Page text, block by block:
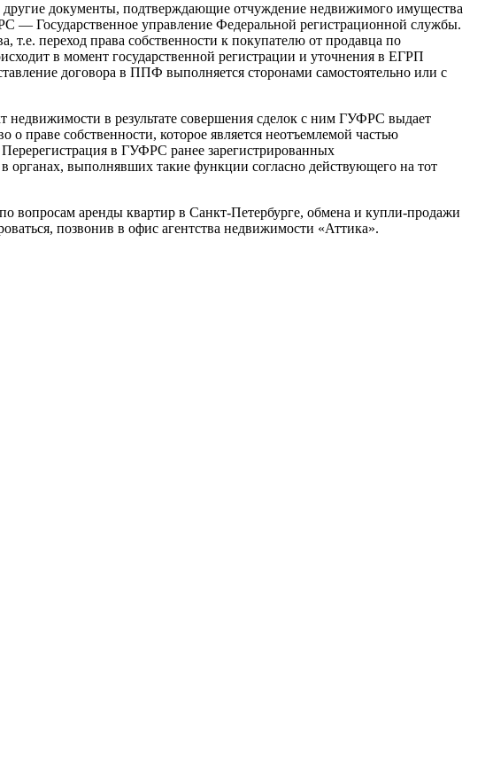
документы, подтверждающие отчуждение недвижимого имущества
— Государственное управление Федеральной регистрационной службы.
переход права собственности к покупателю от продавца по
в момент государственной регистрации и уточнения в ЕГРП
договора в ППФ выполняется сторонами самостоятельно или с
недвижимости в результате совершения сделок с ним ГУФРС выдает
о праве собственности, которое является неотъемлемой частью
в ГУФРС ранее зарегистрированных
органах, выполнявших такие функции согласно действующего на тот
вопросам аренды квартир в Санкт-Петербурге, обмена и купли-продажи
позвонив в офис агентства недвижимости «Аттика».